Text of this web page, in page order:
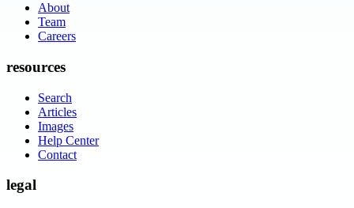
About
Team
Careers
resources
Search
Articles
Images
Help Center
Contact
legal